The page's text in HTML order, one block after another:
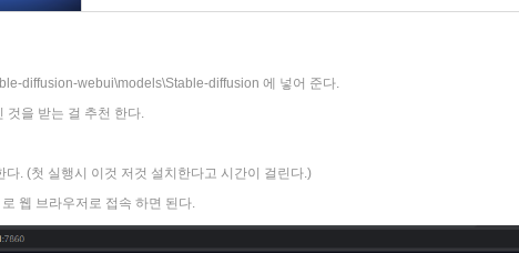
diffusion-webui\models\Stable-diffusion 에 넣어 준다.
것을 받는 걸 추천 한다.
. (첫 실행시 이것 저것 설치한다고 시간이 걸린다.)
웹 브라우저로 접속 하면 된다.